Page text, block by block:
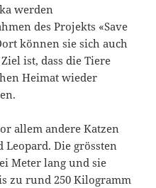
werden
des Projekts «Save
können sie sich auch
ist, dass die Tiere
Heimat wieder
allem andere Katzen
Die grössten
Meter lang und sie
zu rund 250 Kilogramm